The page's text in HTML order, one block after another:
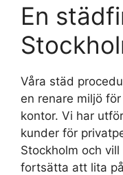
En
Våra städ
en renare miljö
kontor. Vi har
kunder för
Stockholm och
fortsätta att lita